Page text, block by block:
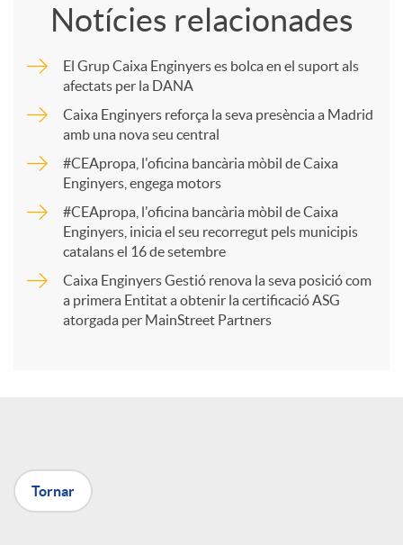
p
a
r
t
X
Notícies relacionades
El Grup Caixa Enginyers es bolca en el suport als
afectats per la DANA
Caixa Enginyers reforça la seva presència a Madrid
amb una nova seu central
#CEApropa, l'oficina bancària mòbil de Caixa
Enginyers, engega motors
#CEApropa, l'oficina bancària mòbil de Caixa
Enginyers, inicia el seu recorregut pels municipis
catalans el 16 de setembre
Caixa Enginyers Gestió renova la seva posició com
a primera Entitat a obtenir la certificació ASG
atorgada per MainStreet Partners
Tornar